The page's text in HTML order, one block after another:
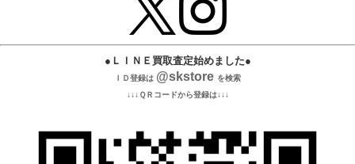
●ＬＩＮＥ買取査定始めました●
ＩＤ登録は @skstore を検索
↓↓↓ＱＲコードから登録は↓↓↓